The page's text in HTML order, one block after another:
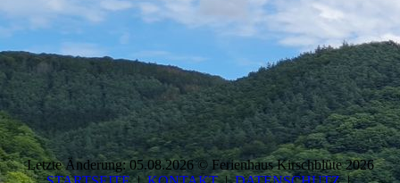
Letzte Änderung: 05.08.2026 © Ferienhaus Kirschblüte 2026